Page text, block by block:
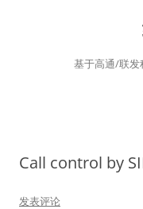
基于高通/联
Call control by
发表评论